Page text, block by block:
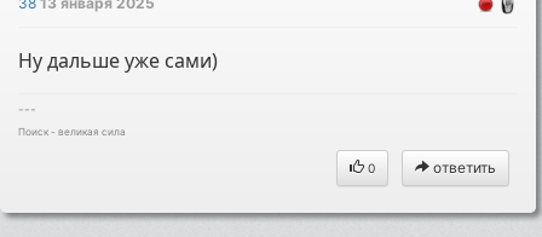
Ну дальше уже сами)
---
Поиск - великая сила
0 ответить